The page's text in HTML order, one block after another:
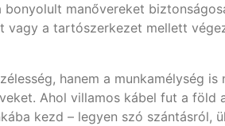
manővereket
vagy a tartószerkezet mellett
hanem a munkamélység
Ahol villamos kábel fut a föld
kezd – legyen szó szántásról,